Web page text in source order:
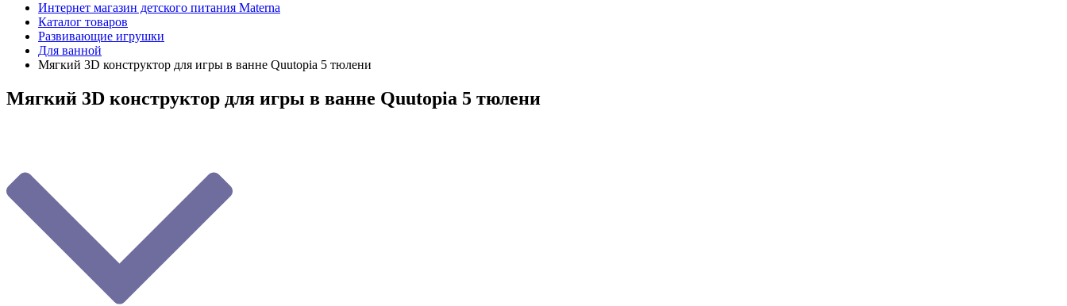
Интернет магазин детского питания Materna
Каталог товаров
Развивающие игрушки
Для ванной
Мягкий 3D конструктор для игры в ванне Quutopia 5 тюлени
Мягкий 3D конструктор для игры в ванне Quutopia 5 тюлени